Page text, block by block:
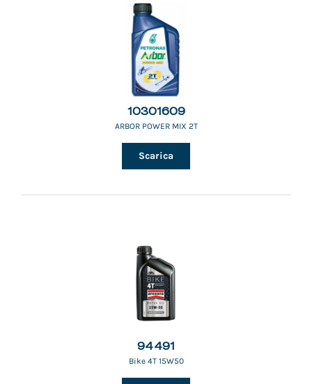
10301609
ARBOR POWER MIX 2T
Scarica
94491
Bike 4T 15W50